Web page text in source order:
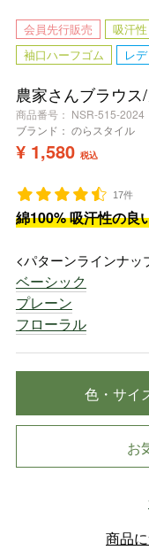
会員先行販売 吸汗性
袖口ハーフゴム
レ
農家さんブラウス
商品番号
NSR-515-2024
ブランド： のらスタイル
¥ 1,580 税込
17件
綿100% 吸汗性の良
<パターンラインナッ
ベーシック
プレーン
フローラル
色・サイ
お
商品